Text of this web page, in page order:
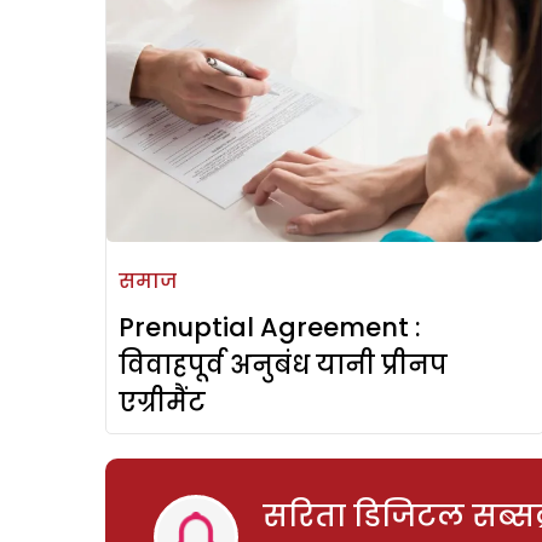
समाज
Prenuptial Agreement :
विवाहपूर्व अनुबंध यानी प्रीनप
एग्रीमैंट
सरिता डिजिटल